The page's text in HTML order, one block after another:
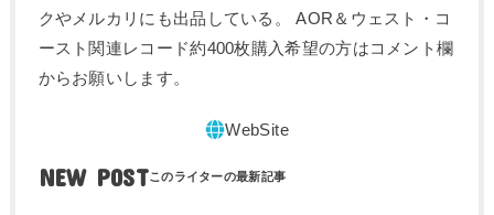
クやメルカリにも出品している。 AOR＆ウェスト・コ
ースト関連レコード約400枚購入希望の方はコメント欄
からお願いします。
NEW POST